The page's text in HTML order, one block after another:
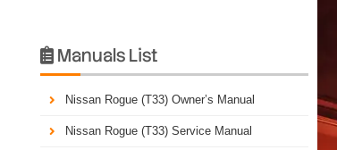
 Manuals List
Nissan Rogue (T33) Owner’s Manual
Nissan Rogue (T33) Service Manual